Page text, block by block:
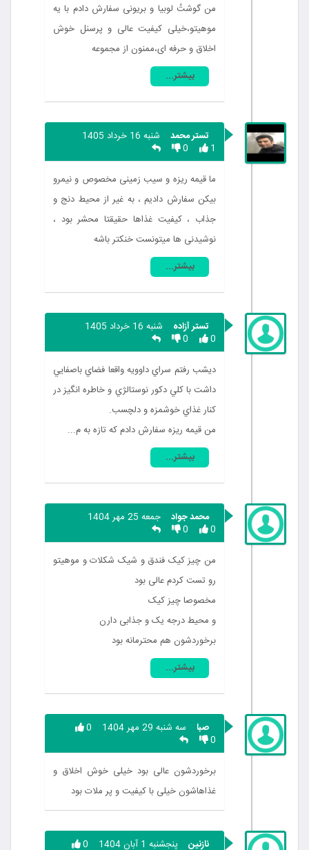
من گوشتُ لوبیا و بریونی سفارش دادم با یه
موهیتو،خیلی کیفیت عالی و پرسنل خوش
اخلاق و حرفه ای،ممنون از مجموعه
بیشتر...
تستر محمد
شنبه 16 خرداد 1405
1
0
ما قیمه ریزه و سیب زمینی مخصوص و نیمرو
بیکن سفارش دادیم ، به غیر از محیط دنج و
جذاب ، کیفیت غذاها حقیقتا محشر بود ،
نوشیدنی ها میتونست خنکتر باشه
بیشتر...
تستر آزاده
شنبه 16 خرداد 1405
0
0
ديشب رفتم سراي داوويه واقعا فضاي باصفايي
داشت با كلي دكور نوستالژي و خاطره انگيز در
كنار غذاي خوشمزه و دلچسب.
من قيمه ريزه سفارش دادم كه تازه به م...
بیشتر...
محمد جواد
جمعه 25 مهر 1404
0
0
من چیز کیک فندق و شیک شکلات و موهیتو
رو تست کردم عالی بود
مخصوصا چیز کیک
و محیط درجه یک و جذابی دارن
برخوردشون هم محترمانه بود
بیشتر...
صبا سه شنبه 29 مهر 1404
0
0
برخوردشون عالی بود خیلی خوش اخلاق و
غذاهاشون خیلی با کیفیت و پر ملات بود
نازنین پنجشنبه 1 آبان 1404
0